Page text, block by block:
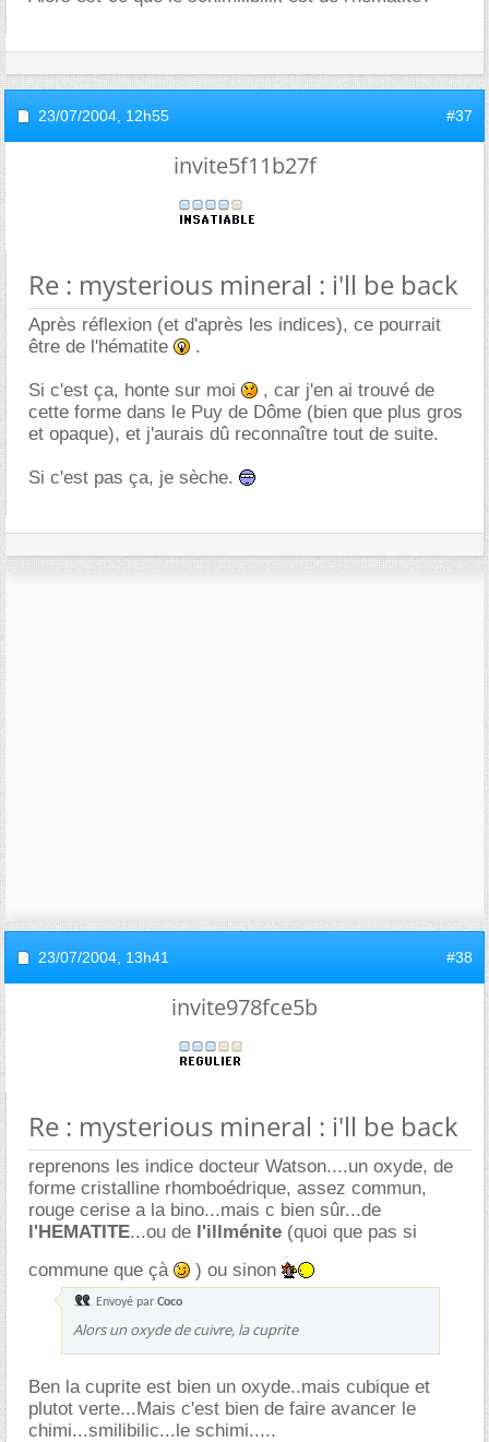
23/07/2004, 12h55 #37
invite5f11b27f
Re : mysterious mineral : i'll be back
Après réflexion (et d'après les indices), ce pourrait
être de l'hématite
.
Si c'est ça, honte sur moi
, car j'en ai trouvé de
cette forme dans le Puy de Dôme (bien que plus gros
et opaque), et j'aurais dû reconnaître tout de suite.
Si c'est pas ça, je sèche.
23/07/2004, 13h41 #38
invite978fce5b
Re : mysterious mineral : i'll be back
reprenons les indice docteur Watson....un oxyde, de
forme cristalline rhomboédrique, assez commun,
rouge cerise a la bino...mais c bien sûr...de
l'HEMATITE...ou de l'illménite (quoi que pas si
commune que çà
) ou sinon
Envoyé par Coco
Alors un oxyde de cuivre, la cuprite
Ben la cuprite est bien un oxyde..mais cubique et
plutot verte...Mais c'est bien de faire avancer le
chimi...smilibilic...le schimi.....